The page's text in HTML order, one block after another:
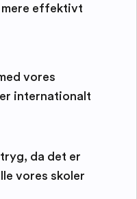
effektivt
vores
internationalt
da det er
vores skoler